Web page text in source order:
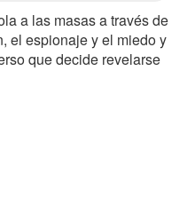
a las masas a través de
el espionaje y el miedo y
que decide revelarse